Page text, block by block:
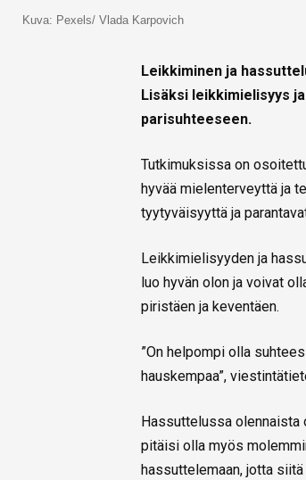
Kuva: Pexels/ Vlada Karpovich
Leikkiminen ja
Lisäksi leikkimielisyys
parisuhteeseen.
Tutkimuksissa on
hyvää mielenterveyttä ja
tyytyväisyyttä ja
Leikkimielisyyden ja
luo hyvän olon ja voivat
piristäen ja keventäen.
”On helpompi olla
hauskempaa”,
Hassuttelussa olennaista
pitäisi olla myös
hassuttelemaan, jotta siitä